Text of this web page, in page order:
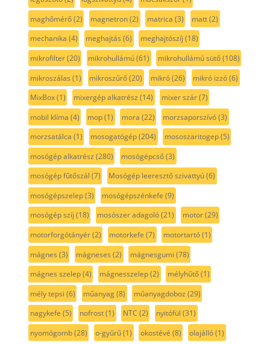
maghőmérő(2) magnetron(2) matrica (3) matt(2)
mechanika (4) meghajtás (6) meghajtószíj (18)
mikrofilter(20) mikrohullámú(61) mikrohullámú sütő(108)
mikroszálas (1) mikroszűrő(20) mikró(26) mikró izzó(6)
MixBox(1) mixergép alkatrész (14) mixer szár(7)
mobil klíma (4) mop(1) mora (22) morzsaporszívó(3)
morzsatálca (1) mosogatógép(204) mososzaritogep(5)
mosógép alkatrész (280) mosógépcső(3)
mosógép fűtőszál (7) Mosógép leeresztő szivattyú(6)
mosógépszelep(3) mosógépszénkefe (9)
mosógép szíj (18) mosószer adagoló(21) motor(29)
motorforgótányér(2) motorkefe (7) motortartó(1)
mágnes (3) mágneses (2) mágnesgumi (78)
mágnes szelep(4) mágnesszelep(2) mélyhűtő(1)
mély tepsi (6) műanyag(8) műanyagdoboz (29)
nagykefe (5) nofrost(1) NTC (2) nyitófül (31)
nyomógomb(28) o-gyűrű(1) okostévé (8) olajálló(1)